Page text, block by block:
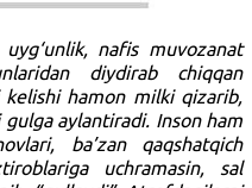
nafis muvozanat
diydirab chiqqan
kelishi hamon milki qizarib,
aylantiradi. Inson ham
ba’zan qaqshatqich
uchramasin, sal